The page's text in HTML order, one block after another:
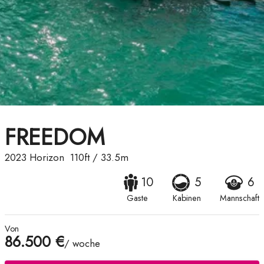
FREEDOM
2023 Horizon 110ft/ 33.5m
10
Gaste
5
Kabinen
6
Mannschaft
Von
86.500 €/ woche